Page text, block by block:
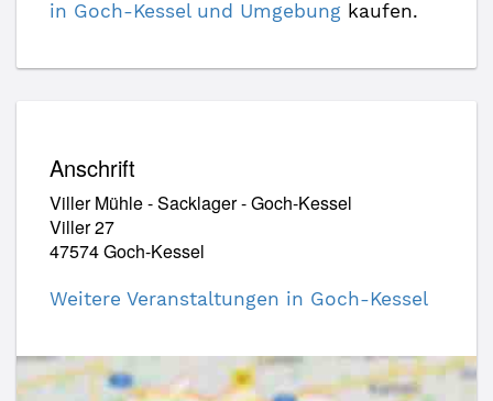
in Goch-Kessel und Umgebung kaufen.
Anschrift
Viller Mühle - Sacklager - Goch-Kessel
Viller 27
47574 Goch-Kessel
Weitere Veranstaltungen in Goch-Kessel